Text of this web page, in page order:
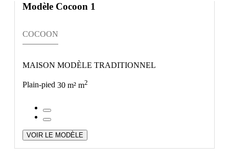
Modèle Cocoon 1
COCOON
MAISON MODÈLE TRADITIONNEL
Plain-pied 30 m² m2
VOIR LE MODÈLE